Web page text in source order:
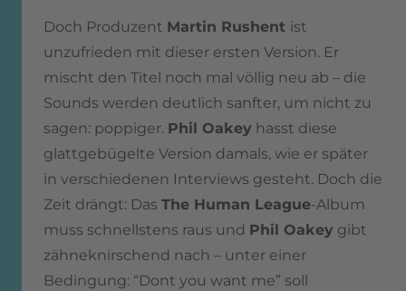
Doch Produzent Martin Rushent ist
unzufrieden mit dieser ersten Version. Er
mischt den Titel noch mal völlig neu ab – die
Sounds werden deutlich sanfter, um nicht zu
sagen: poppiger. Phil Oakey hasst diese
glattgebügelte Version damals, wie er später
in verschiedenen Interviews gesteht. Doch die
Zeit drängt: Das The Human League-Album
muss schnellstens raus und Phil Oakey gibt
zähneknirschend nach – unter einer
Bedingung: “Dont you want me” soll